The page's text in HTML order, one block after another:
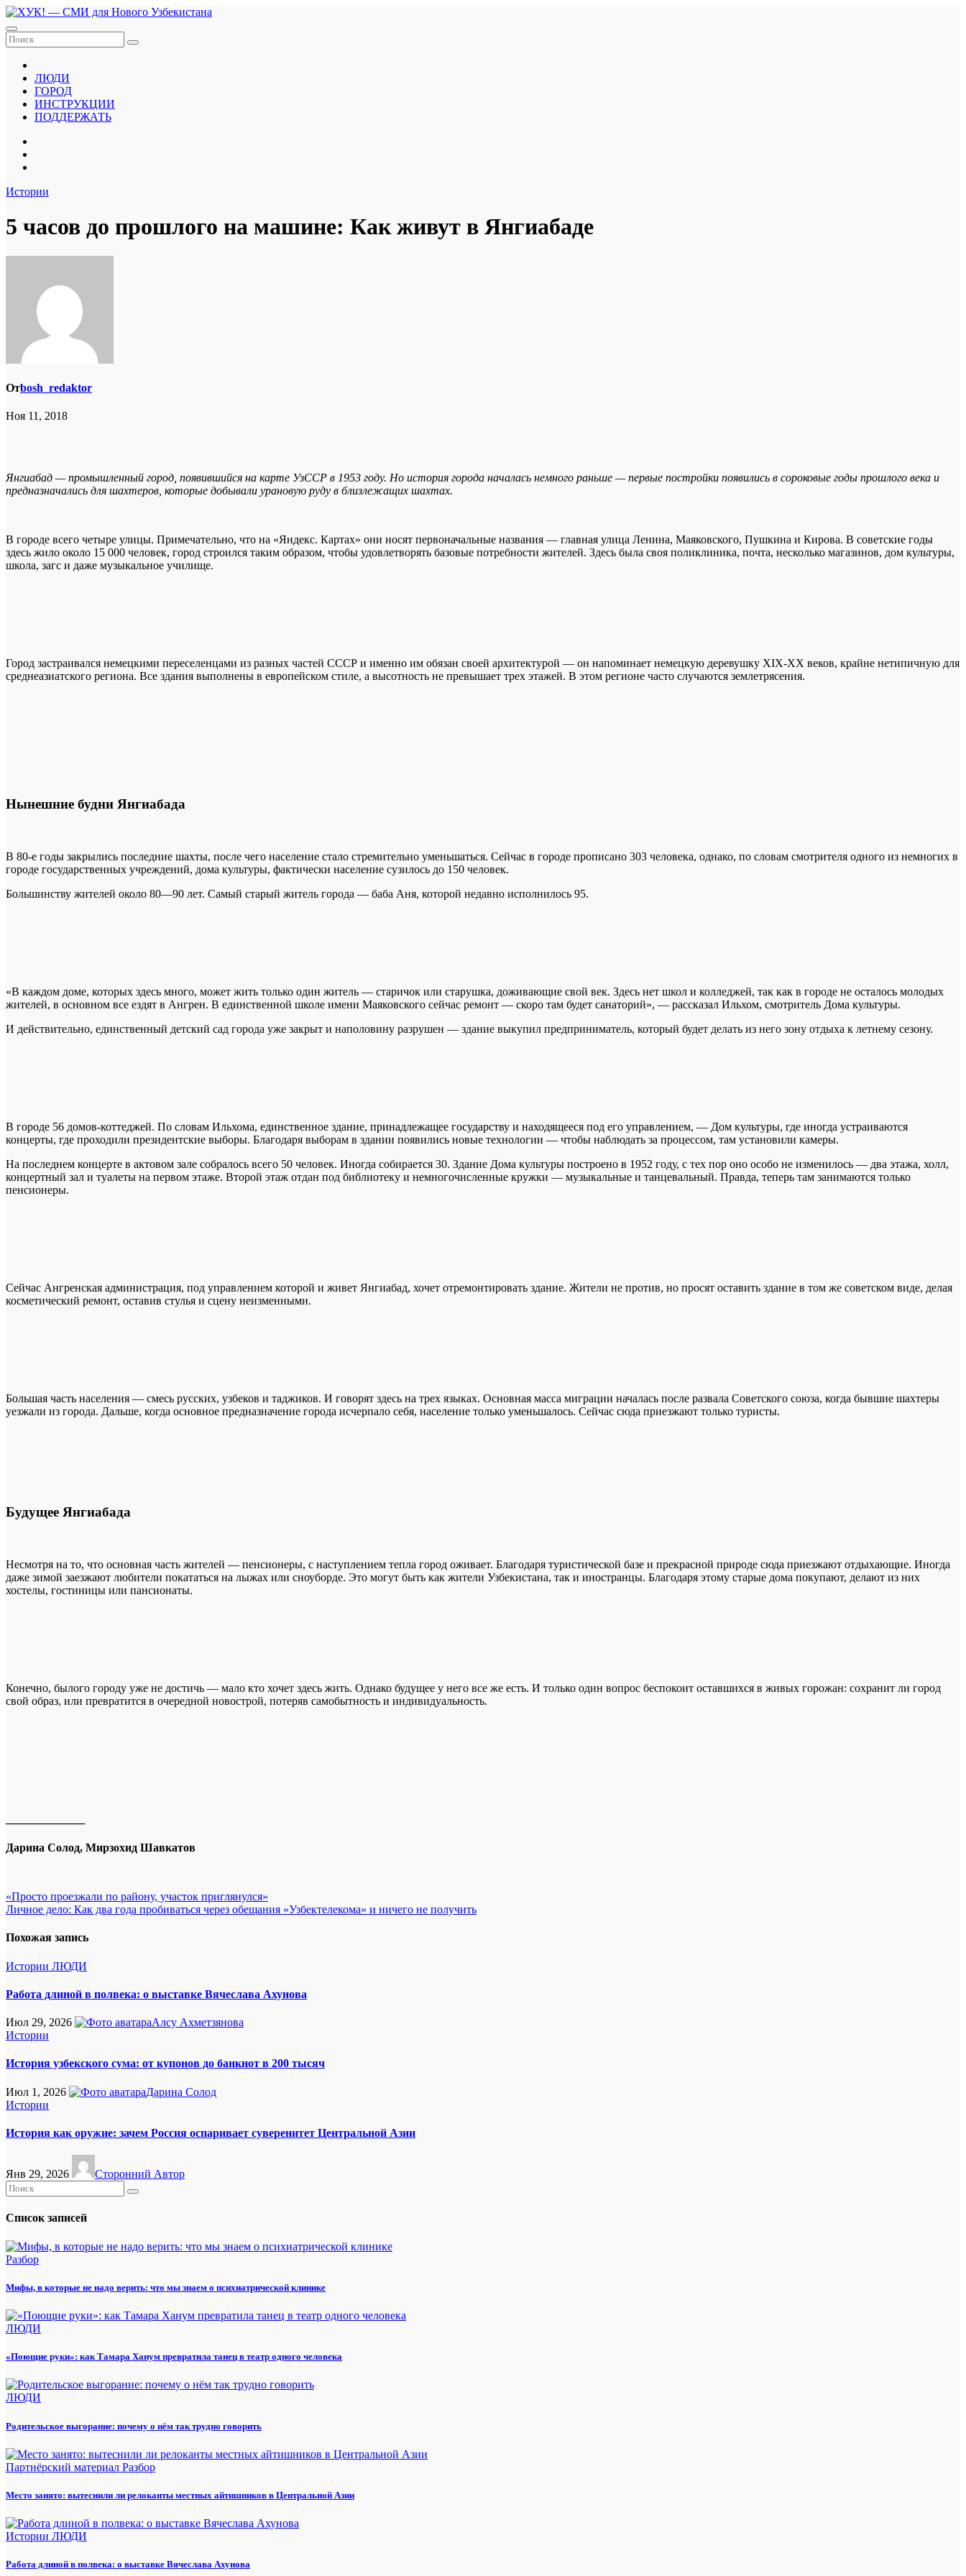
Перейти
к
содержанию
ЛЮДИ
ГОРОД
ИНСТРУКЦИИ
ПОДДЕРЖАТЬ
Истории
5 часов до прошлого на машине: Как живут в Янгиабаде
Отbosh_redaktor
Ноя 11, 2018
Янгиабад — промышленный город, появившийся на карте УзССР в 1953 году. Но история города началась немного раньше — первые постройки появились в сороковые годы прошлого века и
предназначались для шахтеров, которые добывали урановую руду в близлежащих шахтах.
В городе всего четыре улицы. Примечательно, что на «Яндекс. Картах» они носят первоначальные названия — главная улица Ленина, Маяковского, Пушкина и Кирова. В советские годы
здесь жило около 15 000 человек, город строился таким образом, чтобы удовлетворять базовые потребности жителей. Здесь была своя поликлиника, почта, несколько магазинов, дом культуры,
школа, загс и даже музыкальное училище.
Город застраивался немецкими переселенцами из разных частей СССР и именно им обязан своей архитектурой — он напоминает немецкую деревушку XIX-XX веков, крайне нетипичную для
среднеазиатского региона. Все здания выполнены в европейском стиле, а высотность не превышает трех этажей. В этом регионе часто случаются землетрясения.
Нынешние будни Янгиабада
В 80-е годы закрылись последние шахты, после чего население стало стремительно уменьшаться. Сейчас в городе прописано 303 человека, однако, по словам смотрителя одного из немногих в
городе государственных учреждений, дома культуры, фактически население сузилось до 150 человек.
Большинству жителей около 80—90 лет. Самый старый житель города — баба Аня, которой недавно исполнилось 95.
«В каждом доме, которых здесь много, может жить только один житель — старичок или старушка, доживающие свой век. Здесь нет школ и колледжей, так как в городе не осталось молодых
жителей, в основном все ездят в Ангрен. В единственной школе имени Маяковского сейчас ремонт — скоро там будет санаторий», — рассказал Ильхом, смотритель Дома культуры.
И действительно, единственный детский сад города уже закрыт и наполовину разрушен — здание выкупил предприниматель, который будет делать из него зону отдыха к летнему сезону.
В городе 56 домов-коттеджей. По словам Ильхома, единственное здание, принадлежащее государству и находящееся под его управлением, — Дом культуры, где иногда устраиваются
концерты, где проходили президентские выборы. Благодаря выборам в здании появились новые технологии — чтобы наблюдать за процессом, там установили камеры.
На последнем концерте в актовом зале собралось всего 50 человек. Иногда собирается 30. Здание Дома культуры построено в 1952 году, с тех пор оно особо не изменилось — два этажа, холл,
концертный зал и туалеты на первом этаже. Второй этаж отдан под библиотеку и немногочисленные кружки — музыкальные и танцевальный. Правда, теперь там занимаются только
пенсионеры.
Сейчас Ангренская администрация, под управлением которой и живет Янгиабад, хочет отремонтировать здание. Жители не против, но просят оставить здание в том же советском виде, делая
косметический ремонт, оставив стулья и сцену неизменными.
Большая часть населения — смесь русских, узбеков и таджиков. И говорят здесь на трех языках. Основная масса миграции началась после развала Советского союза, когда бывшие шахтеры
уезжали из города. Дальше, когда основное предназначение города исчерпало себя, население только уменьшалось. Сейчас сюда приезжают только туристы.
Будущее Янгиабада
Несмотря на то, что основная часть жителей — пенсионеры, с наступлением тепла город оживает. Благодаря туристической базе и прекрасной природе сюда приезжают отдыхающие. Иногда
даже зимой заезжают любители покататься на лыжах или сноуборде. Это могут быть как жители Узбекистана, так и иностранцы. Благодаря этому старые дома покупают, делают из них
хостелы, гостиницы или пансионаты.
Конечно, былого городу уже не достичь — мало кто хочет здесь жить. Однако будущее у него все же есть. И только один вопрос беспокоит оставшихся в живых горожан: сохранит ли город
свой образ, или превратится в очередной новострой, потеряв самобытность и индивидуальность.
──────────
Дарина Солод, Мирзохид Шавкатов
Навигация
по
записям
«Просто проезжали по району, участок приглянулся»
Личное дело: Как два года пробиваться через обещания «Узбектелекома» и ничего не получить
Похожая запись
Истории ЛЮДИ
Работа длиной в полвека: о выставке Вячеслава Ахунова
Июл 29, 2026
Алсу Ахметзянова
Истории
История узбекского сума: от купонов до банкнот в 200 тысяч
Июл 1, 2026
Дарина Солод
Истории
История как оружие: зачем Россия оспаривает суверенитет Центральной Азии
Янв 29, 2026 Сторонний Автор
Список записей
Разбор
Мифы, в которые не надо верить: что мы знаем о психиатрической клинике
ЛЮДИ
«Поющие руки»: как Тамара Ханум превратила танец в театр одного человека
ЛЮДИ
Родительское выгорание: почему о нём так трудно говорить
Партнёрский материал Разбор
Место занято: вытеснили ли релоканты местных айтишников в Центральной Азии
Истории ЛЮДИ
Работа длиной в полвека: о выставке Вячеслава Ахунова